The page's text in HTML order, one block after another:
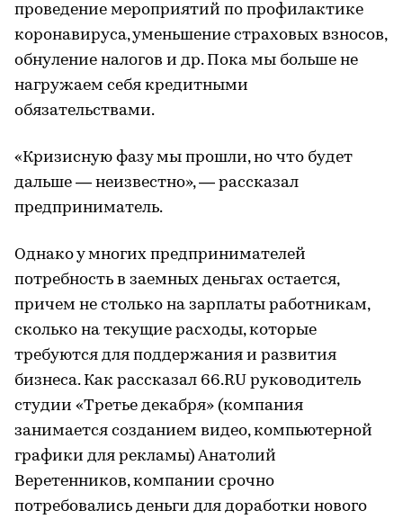
проведение мероприятий по профилактике
коронавируса, уменьшение страховых взносов,
обнуление налогов и др. Пока мы больше не
нагружаем себя кредитными
обязательствами.
«Кризисную фазу мы прошли, но что будет
дальше — неизвестно», — рассказал
предприниматель.
Однако у многих предпринимателей
потребность в заемных деньгах остается,
причем не столько на зарплаты работникам,
сколько на текущие расходы, которые
требуются для поддержания и развития
бизнеса. Как рассказал 66.RU руководитель
студии «Третье декабря» (компания
занимается созданием видео, компьютерной
графики для рекламы) Анатолий
Веретенников, компании срочно
потребовались деньги для доработки нового